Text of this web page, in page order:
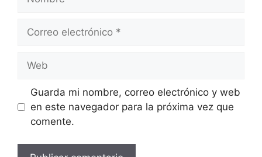
Correo
Web
Guarda mi nombre, correo electrónico y web
en este navegador para la próxima vez que
comente.